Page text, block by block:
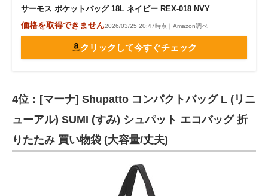
サーモス ポケットバッグ 18L ネイビー REX-018 NVY
価格を取得できません2026/03/25 20:47時点｜Amazon調べ
クリックして今すぐチェック
4位：[マーナ] Shupatto コンパクトバッグ L (リニ
ューアル) SUMI (すみ) シュパット エコバッグ 折
りたたみ 買い物袋 (大容量/丈夫)